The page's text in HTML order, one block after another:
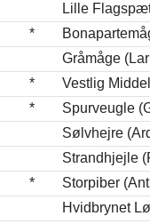
Lille
*
Gråmåge
* Vestlig
* Spurveugle
Sølvhejre
Strandhjejle
* Storpiber
Hvidbrynet